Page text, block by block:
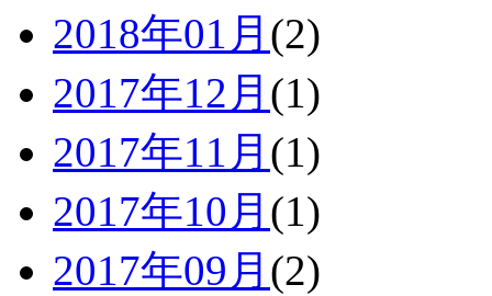
2018年01月 (2)
2017年12月 (1)
2017年11月 (1)
2017年10月 (1)
2017年09月 (2)